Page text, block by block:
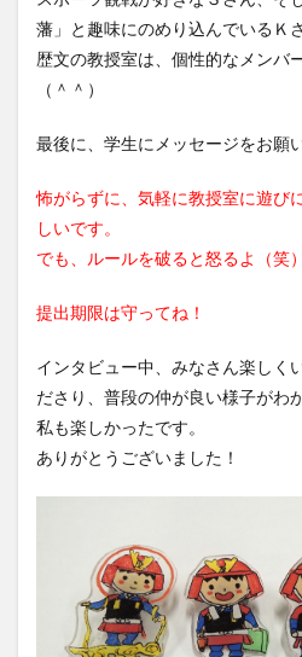
藩」と趣味にのめり込んでいるＫさ
歴文の教授室は、個性的なメンバ
（＾＾）
最後に、学生にメッセージをお願
怖がらずに、気軽に教授室に遊び
しいです。
でも、ルールを破ると怒るよ（笑）
提出期限は守ってね！
インタビュー中、みなさん楽しく
ださり、普段の仲が良い様子がわ
私も楽しかったです。
ありがとうございました！